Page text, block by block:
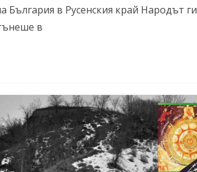
в Русенския край Народът ги
в